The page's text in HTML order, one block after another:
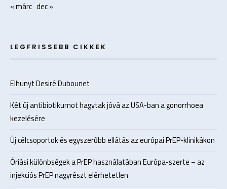
« márc dec »
LEGFRISSEBB CIKKEK
Elhunyt Desiré Dubounet
Két új antibiotikumot hagytak jóvá az USA-ban a gonorrhoea
kezelésére
Új célcsoportok és egyszerűbb ellátás az európai PrEP-klinikákon
Óriási különbségek a PrEP használatában Európa-szerte – az
injekciós PrEP nagyrészt elérhetetlen